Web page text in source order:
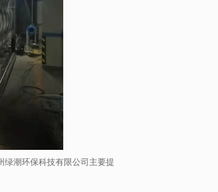
绿潮环保科技有限公司主要提